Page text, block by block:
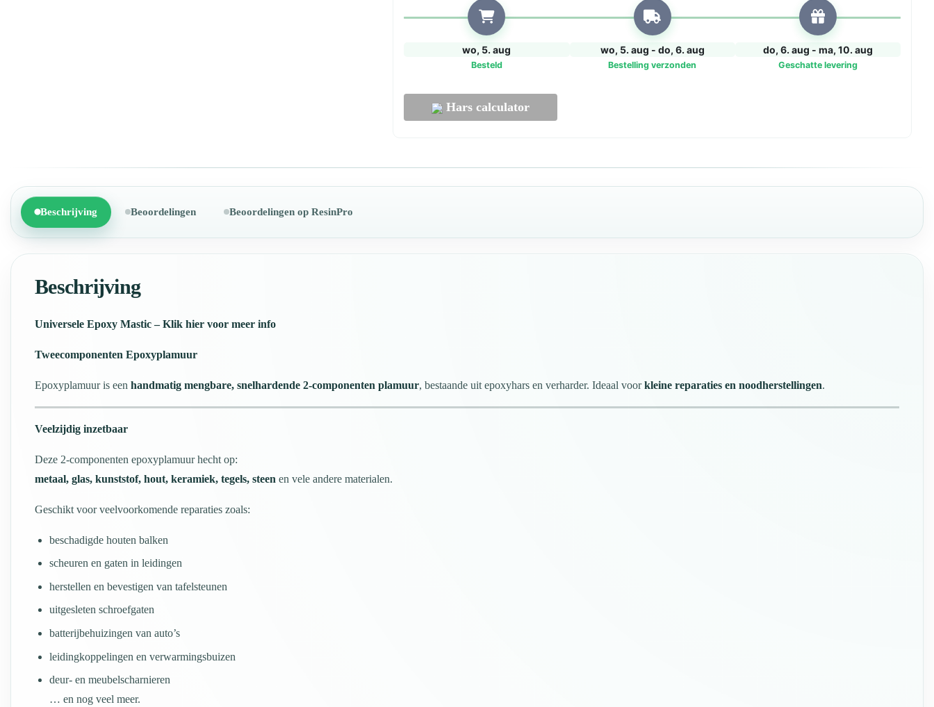
wo, 5. aug
Besteld
wo, 5. aug - do, 6. aug
Bestelling verzonden
do, 6. aug - ma, 10. aug
Geschatte levering
Hars calculator
Beschrijving Beoordelingen Beoordelingen op ResinPro
Beschrijving
Universele Epoxy Mastic – Klik hier voor meer info
Tweecomponenten Epoxyplamuur
Epoxyplamuur is een handmatig mengbare, snelhardende 2-componenten plamuur, bestaande uit epoxyhars en verharder. Ideaal voorkleine reparaties en noodherstellingen.
Veelzijdig inzetbaar
Deze 2-componenten epoxyplamuur hecht op:
metaal, glas, kunststof, hout, keramiek, tegels, steen en vele andere materialen.
Geschikt voor veelvoorkomende reparaties zoals:
beschadigde houten balken
scheuren en gaten in leidingen
herstellen en bevestigen van tafelsteunen
uitgesleten schroefgaten
batterijbehuizingen van auto’s
leidingkoppelingen en verwarmingsbuizen
deur- en meubelscharnieren
… en nog veel meer.